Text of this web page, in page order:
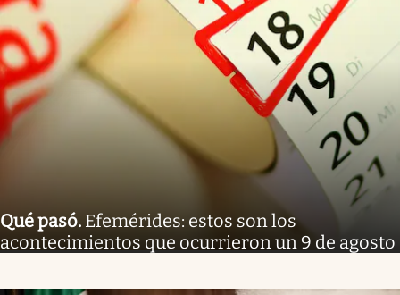
Qué pasó. Efemérides: estos son los
acontecimientos que ocurrieron un 9 de agosto